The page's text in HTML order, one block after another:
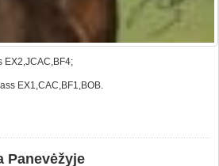
EX2,JCAC,BF4;
EX1,CAC,BF1,BOB.
dog show Tikrai Nauja at the top!!!!
Panevėžyje